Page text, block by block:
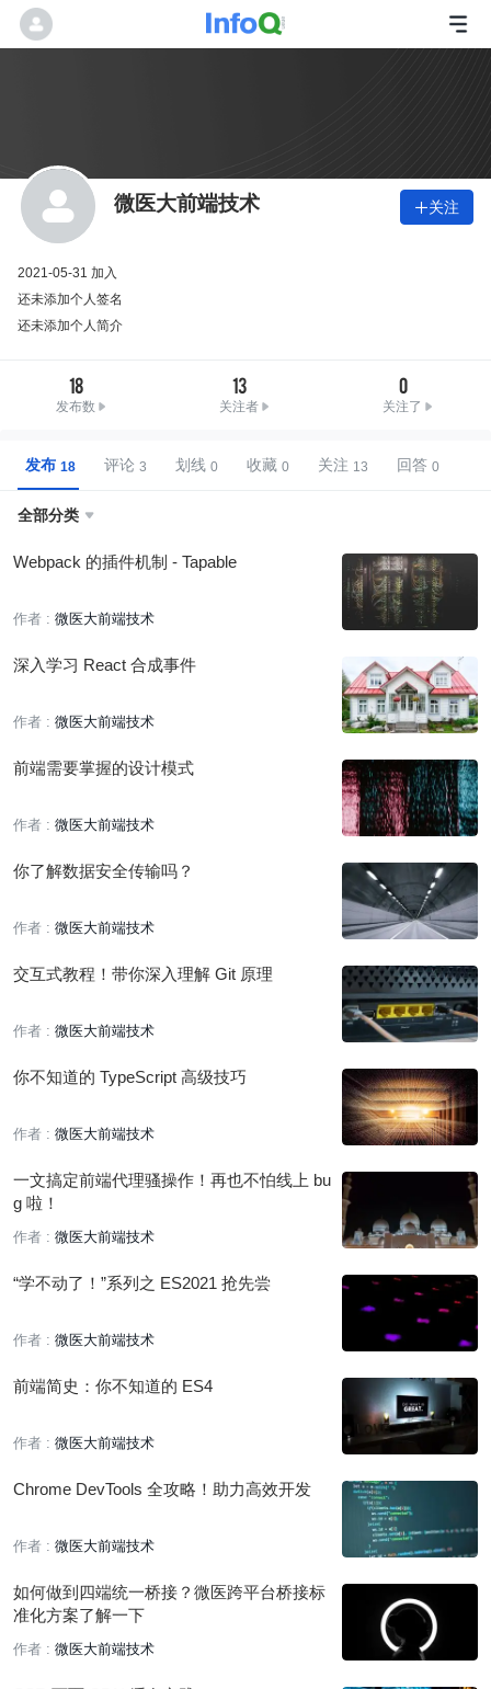
微医大前端技术 关注
2021-05-31 加入
还未添加个人签名
还未添加个人简介
18
发布数
13
关注者
0
关注了
发布 评论 划线 收藏 关注 回答
全部分类 
Webpack 的插件机制 - Tapable
作者 : 微医大前端技术
深入学习 React 合成事件
作者 : 微医大前端技术
前端需要掌握的设计模式
作者 : 微医大前端技术
你了解数据安全传输吗？
作者 : 微医大前端技术
交互式教程！带你深入理解 Git 原理
作者 : 微医大前端技术
你不知道的 TypeScript 高级技巧
作者 : 微医大前端技术
一文搞定前端代理骚操作！再也不怕线上 bu
g 啦！
作者 : 微医大前端技术
“学不动了！”系列之 ES2021 抢先尝
作者 : 微医大前端技术
前端简史：你不知道的 ES4
作者 : 微医大前端技术
Chrome DevTools 全攻略！助力高效开发
作者 : 微医大前端技术
如何做到四端统一桥接？微医跨平台桥接标
准化方案了解一下
作者 : 微医大前端技术